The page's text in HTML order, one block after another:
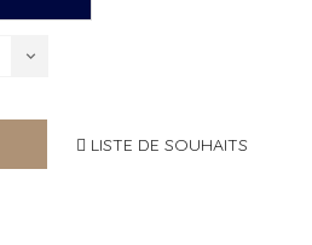
LISTE DE SOUHAITS